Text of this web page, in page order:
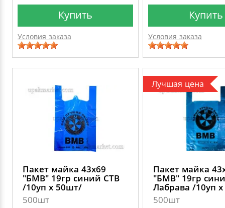
Купить
Условия заказа
Купить
Условия заказа
Пакет майка 43х69
"БМВ" 19гр синий СТВ
/10уп х 50шт/
500шт
Лучшая цена
Пакет майка
"БМВ" 19гр
Лабрава /10уп
500шт